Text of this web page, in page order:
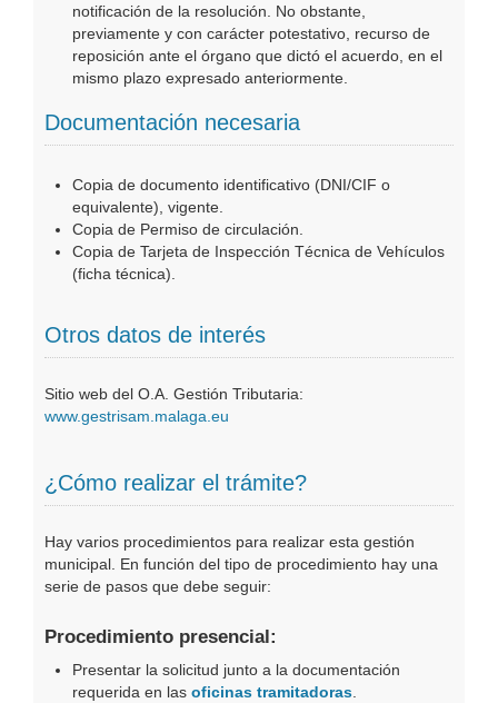
notificación de la resolución. No obstante,
previamente y con carácter potestativo, recurso de
reposición ante el órgano que dictó el acuerdo, en el
mismo plazo expresado anteriormente.
Documentación necesaria
Copia de documento identificativo (DNI/CIF o
equivalente), vigente.
Copia de Permiso de circulación.
Copia de Tarjeta de Inspección Técnica de Vehículos
(ficha técnica).
Otros datos de interés
Sitio web del O.A. Gestión Tributaria:
www.gestrisam.malaga.eu
¿Cómo realizar el trámite?
Hay varios procedimientos para realizar esta gestión
municipal. En función del tipo de procedimiento hay una
serie de pasos que debe seguir:
Procedimiento presencial:
Presentar la solicitud junto a la documentación
requerida en las oficinas tramitadoras.